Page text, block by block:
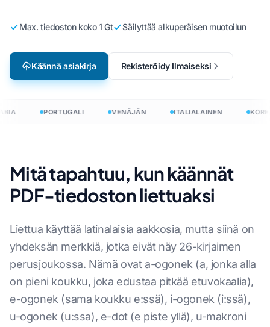
Max. tiedoston koko 1 Gt Säilyttää alkuperäisen muotoilun
Käännä asiakirja Rekisteröidy Ilmaiseksi
PORTUGALI VENÄJÄN ITALIALAINEN
Mitä tapahtuu, kun käännät
PDF-tiedoston liettuaksi
Liettua käyttää latinalaisia aakkosia, mutta siinä on
yhdeksän merkkiä, jotka eivät näy 26-kirjaimen
perusjoukossa. Nämä ovat a-ogonek (a, jonka alla
on pieni koukku, joka edustaa pitkää etuvokaalia),
e-ogonek (sama koukku e:ssä), i-ogonek (i:ssä),
u-ogonek (u:ssa), e-dot (e piste yllä), u-makroni